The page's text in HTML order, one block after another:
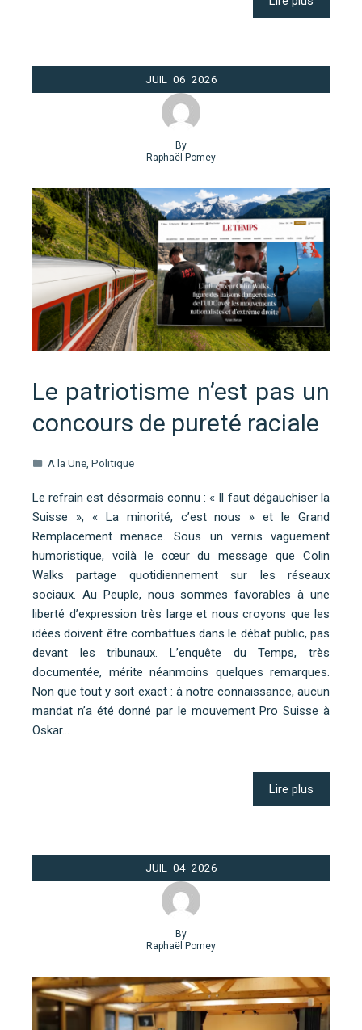
JUIL 06 2026
By
Raphaël Pomey
Le patriotisme n’est pas un
concours de pureté raciale
A la Une Politique
Le refrain est désormais connu : « Il faut dégauchiser la
Suisse », « La minorité, c’est nous » et le Grand
Remplacement menace. Sous un vernis vaguement
humoristique, voilà le cœur du message que Colin
Walks partage quotidiennement sur les réseaux
sociaux. Au Peuple, nous sommes favorables à une
liberté d’expression très large et nous croyons que les
idées doivent être combattues dans le débat public, pas
devant les tribunaux. L’enquête du Temps, très
documentée, mérite néanmoins quelques remarques.
Non que tout y soit exact : à notre connaissance, aucun
mandat n’a été donné par le mouvement Pro Suisse à
Oskar…
Lire plus
JUIL 04 2026
By
Raphaël Pomey